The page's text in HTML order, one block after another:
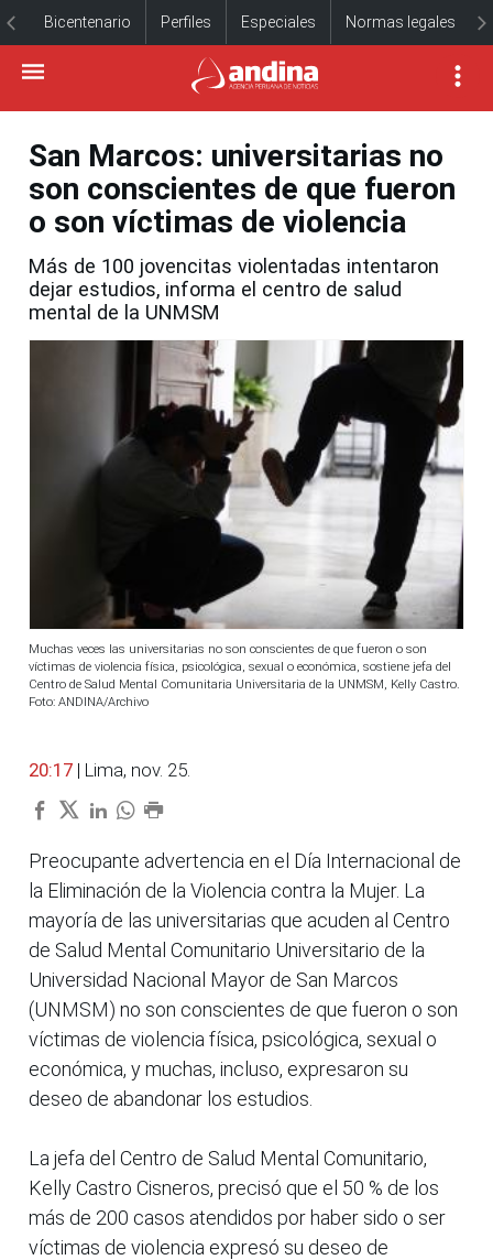
Bicentenario Perfiles Especiales Normas legales
San Marcos: universitarias no
son conscientes de que fueron
o son víctimas de violencia
Más de 100 jovencitas violentadas intentaron
dejar estudios, informa el centro de salud
mental de la UNMSM
Muchas veces las universitarias no son conscientes de que fueron o son
víctimas de violencia física, psicológica, sexual o económica, sostiene jefa del
Centro de Salud Mental Comunitaria Universitaria de la UNMSM, Kelly Castro.
Foto: ANDINA/Archivo
20:17 | Lima, nov. 25.
Preocupante advertencia en el Día Internacional de
la Eliminación de la Violencia contra la Mujer. La
mayoría de las universitarias que acuden al Centro
de Salud Mental Comunitario Universitario de la
Universidad Nacional Mayor de San Marcos
(UNMSM) no son conscientes de que fueron o son
víctimas de violencia física, psicológica, sexual o
económica, y muchas, incluso, expresaron su
deseo de abandonar los estudios.
La jefa del Centro de Salud Mental Comunitario,
Kelly Castro Cisneros, precisó que el 50 % de los
más de 200 casos atendidos por haber sido o ser
víctimas de violencia expresó su deseo de